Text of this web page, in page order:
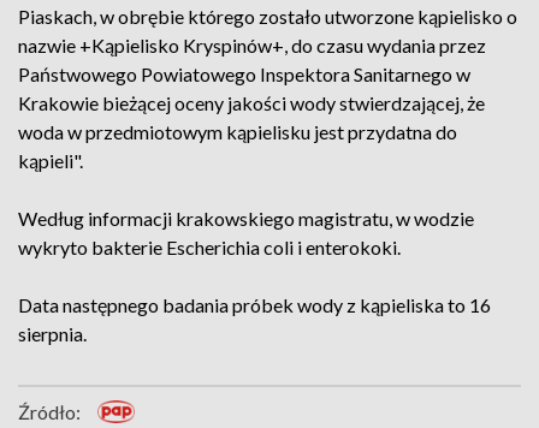
Piaskach, w obrębie którego zostało utworzone kąpielisko o
nazwie +Kąpielisko Kryspinów+, do czasu wydania przez
Państwowego Powiatowego Inspektora Sanitarnego w
Krakowie bieżącej oceny jakości wody stwierdzającej, że
woda w przedmiotowym kąpielisku jest przydatna do
kąpieli".
Według informacji krakowskiego magistratu, w wodzie
wykryto bakterie Escherichia coli i enterokoki.
Data następnego badania próbek wody z kąpieliska to 16
sierpnia.
Źródło: